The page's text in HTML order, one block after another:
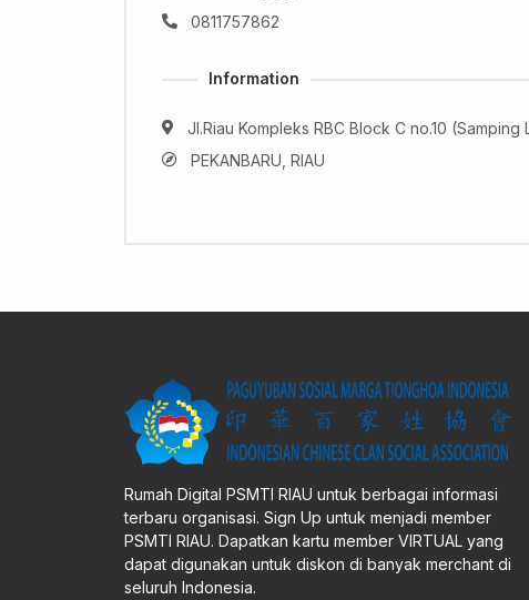
0811757862
Information
Jl.Riau Kompleks RBC Block C no.10 (Samping
PEKANBARU, RIAU
Rumah Digital PSMTI RIAU untuk berbagai informasi
terbaru organisasi. Sign Up untuk menjadi member
PSMTI RIAU. Dapatkan kartu member VIRTUAL yang
dapat digunakan untuk diskon di banyak merchant di
seluruh Indonesia.